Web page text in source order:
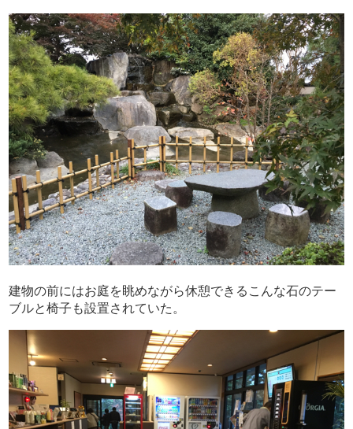
建物の前にはお庭を眺めながら休憩できるこんな石のテー
ブルと椅子も設置されていた。